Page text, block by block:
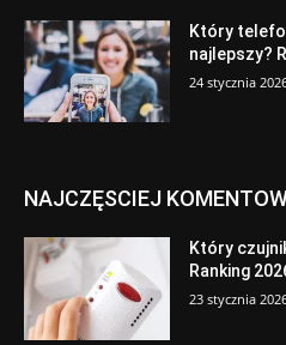
Który
najlepszy?
24 stycznia
NAJCZĘSCIEJ
Który
Ranking
23 stycznia